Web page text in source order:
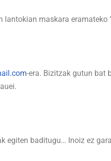
maskara eramateko
-era. Bizitzak gutun bat
egiten baditugu… Inoiz ez